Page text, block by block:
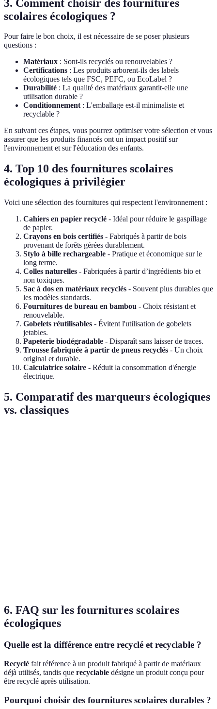
3. Comment choisir des fournitures
scolaires écologiques ?
Pour faire le bon choix, il est nécessaire de se poser plusieurs
questions :
Matériaux : Sont-ils recyclés ou renouvelables ?
Certifications : Les produits arborent-ils des labels
écologiques tels que FSC, PEFC, ou EcoLabel ?
Durabilité : La qualité des matériaux garantit-elle une
utilisation durable ?
Conditionnement: L'emballage est-il minimaliste et
recyclable ?
En suivant ces étapes, vous pourrez optimiser votre sélection et vous
assurer que les produits financés ont un impact positif sur
l'environnement et sur l'éducation des enfants.
4. Top 10 des fournitures scolaires
écologiques à privilégier
Voici une sélection des fournitures qui respectent l'environnement :
Cahiers en papier recyclé - Idéal pour réduire le gaspillage
de papier.
Crayons en bois certifiés - Fabriqués à partir de bois
provenant de forêts gérées durablement.
Stylo à bille rechargeable - Pratique et économique sur le
long terme.
Colles naturelles - Fabriquées à partir d’ingrédients bio et
non toxiques.
Sac à dos en matériaux recyclés - Souvent plus durables que
les modèles standards.
Fournitures de bureau en bambou - Choix résistant et
renouvelable.
Gobelets réutilisables - Évitent l'utilisation de gobelets
jetables.
Papeterie biodégradable - Disparaît sans laisser de traces.
Trousse fabriquée à partir de pneus recyclés - Un choix
original et durable.
Calculatrice solaire - Réduit la consommation d'énergie
électrique.
5. Comparatif des marqueurs écologiques
vs. classiques
6. FAQ sur les fournitures scolaires
écologiques
Quelle est la différence entre recyclé et recyclable ?
Recyclé fait référence à un produit fabriqué à partir de matériaux
déjà utilisés, tandis que recyclable désigne un produit conçu pour
être recyclé après utilisation.
Pourquoi choisir des fournitures scolaires durables ?